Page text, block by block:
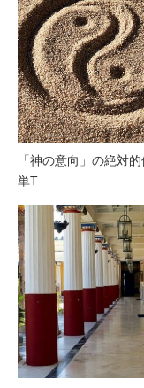
「神の意向」の絶対
単T